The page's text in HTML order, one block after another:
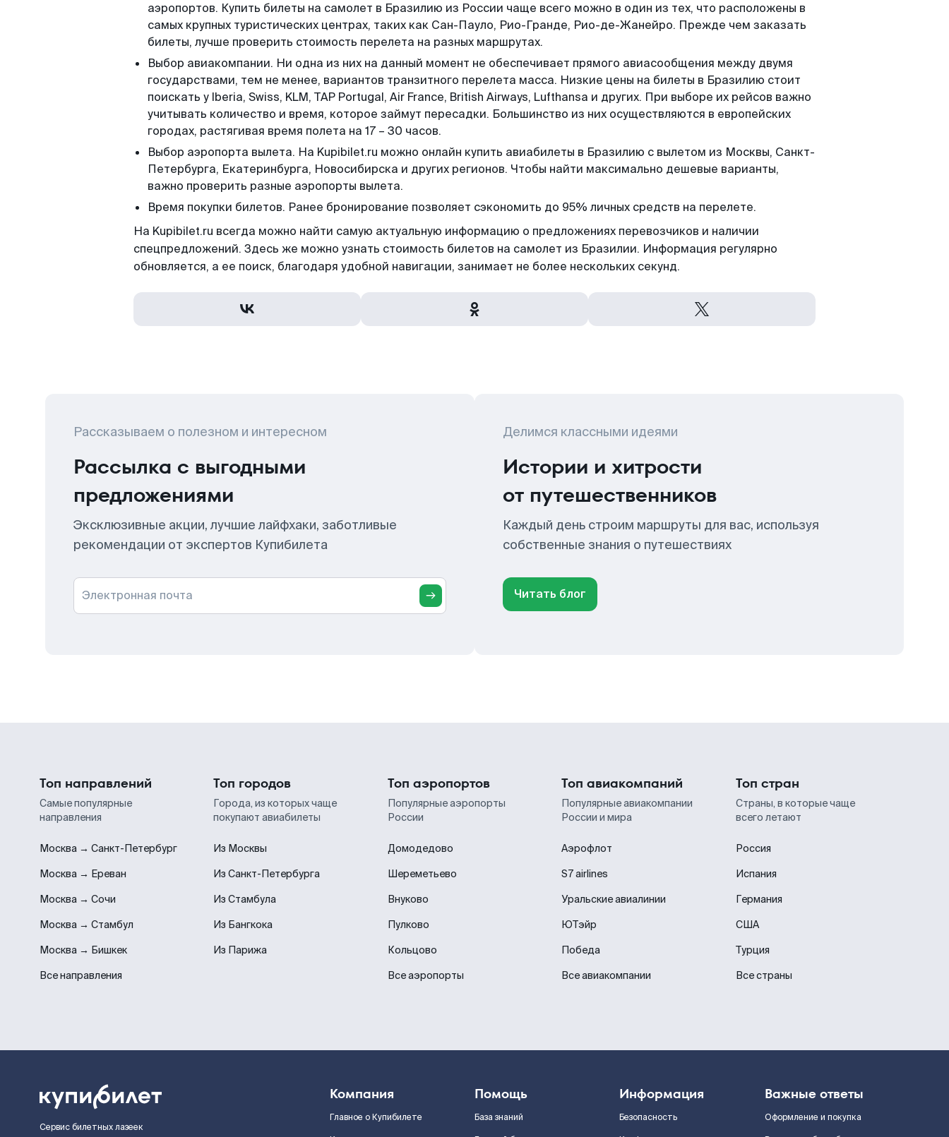
аэропортов. Купить билеты на самолет в Бразилию из России чаще всего можно в один из тех, что расположены в
самых крупных туристических центрах, таких как Сан-Пауло, Рио-Гранде, Рио-де-Жанейро. Прежде чем заказать
билеты, лучше проверить стоимость перелета на разных маршрутах.
Выбор авиакомпании. Ни одна из них на данный момент не обеспечивает прямого авиасообщения между двумя
государствами, тем не менее, вариантов транзитного перелета масса. Низкие цены на билеты в Бразилию стоит
поискать у Iberia, Swiss, KLM, TAP Portugal, Air France, British Airways, Lufthansa и других. При выборе их рейсов важно
учитывать количество и время, которое займут пересадки. Большинство из них осуществляются в европейских
городах, растягивая время полета на 17 – 30 часов.
Выбор аэропорта вылета. На Kupibilet.ru можно онлайн купить авиабилеты в Бразилию с вылетом из Москвы, Санкт-
Петербурга, Екатеринбурга, Новосибирска и других регионов. Чтобы найти максимально дешевые варианты,
важно проверить разные аэропорты вылета.
Время покупки билетов. Ранее бронирование позволяет сэкономить до 95% личных средств на перелете.
На Kupibilet.ru всегда можно найти самую актуальную информацию о предложениях перевозчиков и наличии
спецпредложений. Здесь же можно узнать стоимость билетов на самолет из Бразилии. Информация регулярно
обновляется, а ее поиск, благодаря удобной навигации, занимает не более нескольких секунд.
Рассказываем о полезном и интересном
Рассылка с выгодными
предложениями
Эксклюзивные акции, лучшие лайфхаки, заботливые
рекомендации от экспертов Купибилета
Электронная почта
Делимся классными идеями
Истории и хитрости
от путешественников
Каждый день строим маршруты для вас, используя
собственные знания о путешествиях
Читать блог
Топ направлений
Самые популярные
направления
Москва → Санкт-Петербург
Москва → Ереван
Москва → Сочи
Москва → Стамбул
Москва → Бишкек
Все направления
Топ городов
Города, из которых чаще
покупают авиабилеты
Из Москвы
Из Санкт-Петербурга
Из Стамбула
Из Бангкока
Из Парижа
Топ аэропортов
Популярные аэропорты
России
Домодедово
Шереметьево
Внуково
Пулково
Кольцово
Все аэропорты
Топ авиакомпаний
Популярные авиакомпании
России и мира
Аэрофлот
S7 airlines
Уральские авиалинии
ЮТэйр
Победа
Все авиакомпании
Топ стран
Страны, в которые чаще
всего летают
Россия
Испания
Германия
США
Турция
Все страны
Сервис билетных лазеек
Компания
Главное о Купибилете
Помощь
База знаний
Информация
Безопасность
Важные ответы
Оформление и покупка